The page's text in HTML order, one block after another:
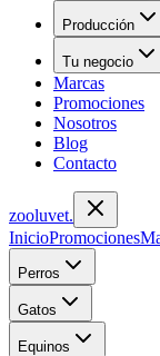
Producción
Tu negocio
Marcas
Promociones
Nosotros
Blog
Contacto
zooluvet.
InicioPromociones
Perros
Gatos
Equinos